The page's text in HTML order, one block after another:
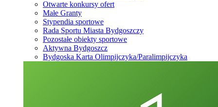
Otwarte konkursy ofert
Małe Granty
Stypendia sportowe
Rada Sportu Miasta Bydgoszczy
Pozostałe obiekty sportowe
Aktywna Bydgoszcz
Bydgoska Karta Olimpijczyka/Paralimpijczyka